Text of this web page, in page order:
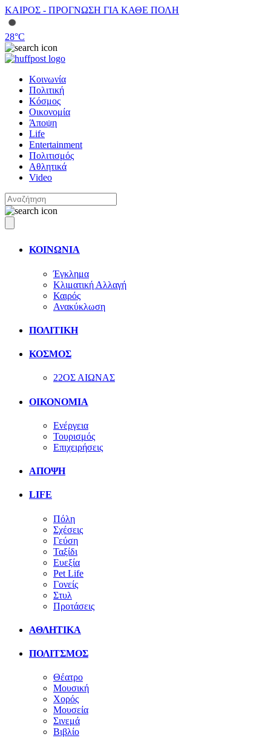
ΚΑΙΡΟΣ - ΠΡΟΓΝΩΣΗ ΓΙΑ ΚΑΘΕ ΠΟΛΗ
28°C
Κοινωνία
Πολιτική
Κόσμος
Οικονομία
Άποψη
Life
Entertainment
Πολιτισμός
Αθλητικά
Video
ΚΟΙΝΩΝΙΑ
Έγκλημα
Κλιματική Αλλαγή
Καιρός
Ανακύκλωση
ΠΟΛΙΤΙΚΗ
ΚΟΣΜΟΣ
22ΟΣ ΑΙΩΝΑΣ
ΟΙΚΟΝΟΜΙΑ
Ενέργεια
Τουρισμός
Επιχειρήσεις
ΑΠΟΨΗ
LIFE
Πόλη
Σχέσεις
Γεύση
Ταξίδι
Ευεξία
Pet Life
Γονείς
Στυλ
Προτάσεις
ΑΘΛΗΤΙΚΑ
ΠΟΛΙΤΣΜΟΣ
Θέατρο
Μουσική
Χορός
Μουσεία
Σινεμά
Βιβλίο